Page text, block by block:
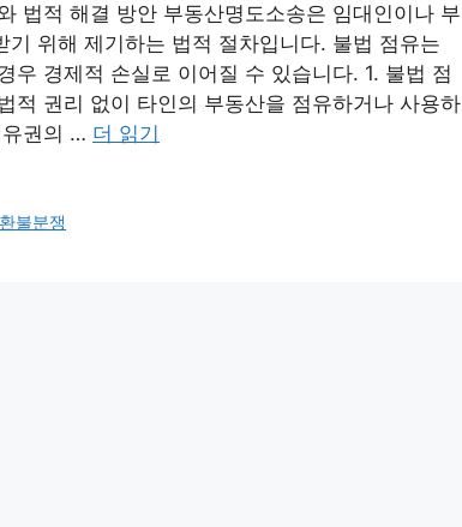
법적 해결 방안 부동산명도소송은 임대인이나 부
위해 제기하는 법적 절차입니다. 불법 점유는
우 경제적 손실로 이어질 수 있습니다. 1. 불법 점
적 권리 없이 타인의 부동산을 점유하거나 사용하
유권의 … 더 읽기
불분쟁